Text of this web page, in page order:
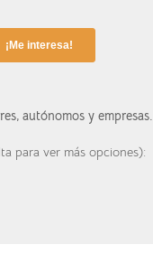
autónomos y empresas.
para ver más opciones):